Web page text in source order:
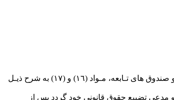
در اجرای ماده ٤٥ قانون تامین اجتماعی به پیشنهاد هیات مدیره و طبـق بند ٣ مـصوبـه شماره ٧٥ مورخ ٠١‏‏‏‏‏‏‏‏‏‏/٠٦‏‏‏‏‏‏‏‏‏‏/١٣٩٦هـیات امـنای سازمان تـامین اجـتماعی و صندوق های تـابعه، مـواد (١٦) و (١٧) به شرح ذیـل
و مدعی تضییع حقوق قانونی خود گردد پس از